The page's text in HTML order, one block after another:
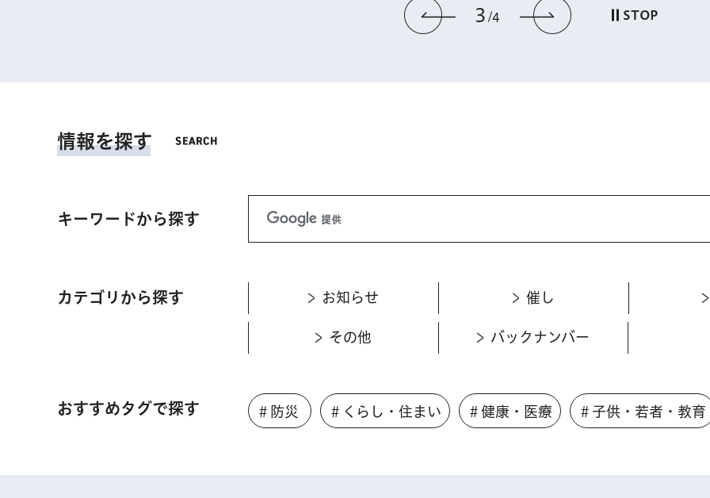
前のスライドを表示
3 4 次のスライド
STOP
情報を探す
キーワードから探す
カテゴリから探す お知らせ 催し
その他 バックナンバー
おすすめタグで探す ＃防災 ＃くらし・住まい ＃健康・医療 ＃子供・若者・教育